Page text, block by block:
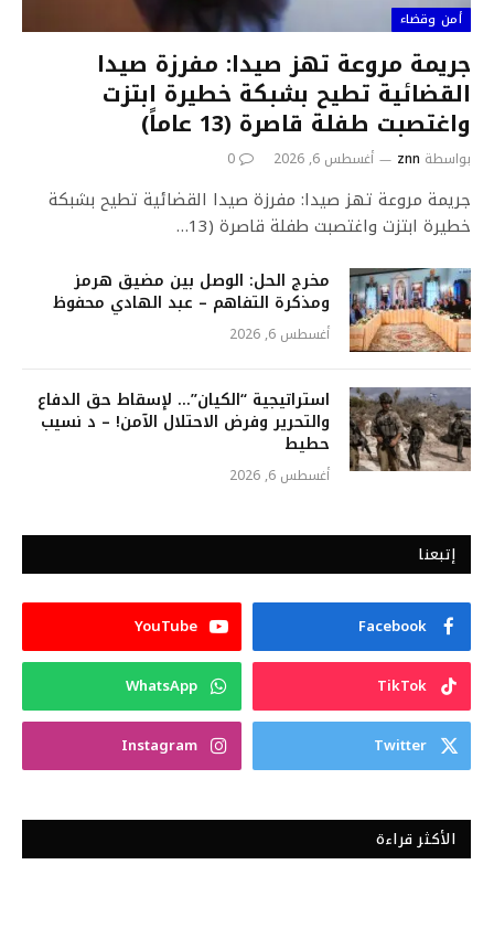
أمن وقضاء
جريمة مروعة تهز صيدا: مفرزة صيدا
القضائية تطيح بشبكة خطيرة ابتزت
واغتصبت طفلة قاصرة (13 عاماً)
بواسطة znn أغسطس 6, 2026 0
جريمة مروعة تهز صيدا: مفرزة صيدا القضائية تطيح بشبكة
خطيرة ابتزت واغتصبت طفلة قاصرة (13…
مخرج الحل: الوصل بين مضيق هرمز
ومذكرة التفاهم – عبد الهادي محفوظ
أغسطس 6, 2026
استراتيجية “الكيان”… لإسقاط حق الدفاع
والتحرير وفرض الاحتلال الآمن! – د نسيب
حطيط
أغسطس 6, 2026
إتبعنا
Facebook
YouTube
TikTok
WhatsApp
Twitter
Instagram
الأكثر قراءة